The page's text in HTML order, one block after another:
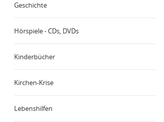
Geschichte
Hörspiele - CDs, DVDs
Kinderbücher
Kirchen-Krise
Lebenshilfen